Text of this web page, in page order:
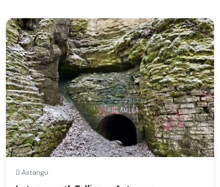
Astangu